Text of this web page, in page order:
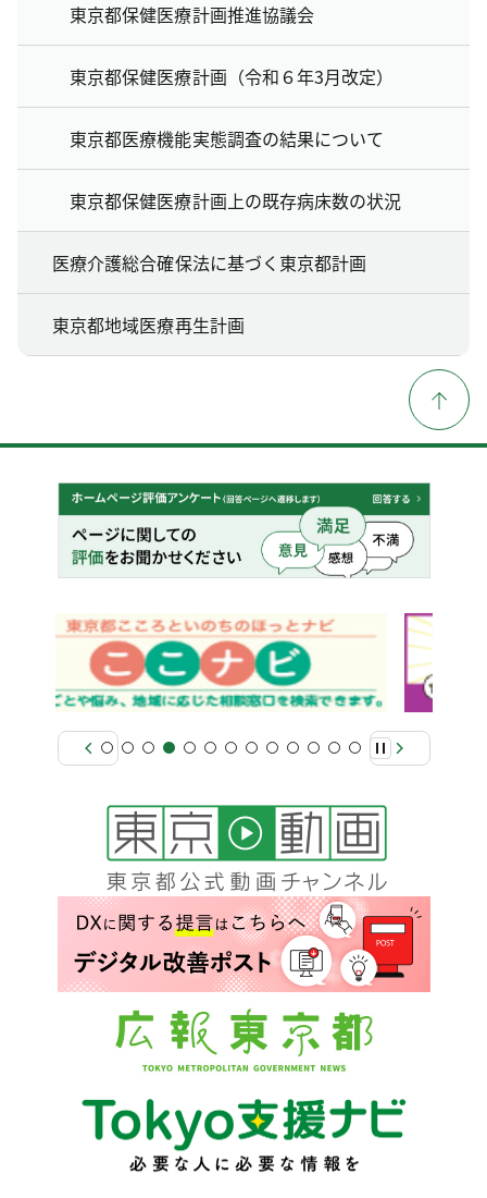
東京都保健医療計画推進協議会
東京都保健医療計画（令和６年3月改定）
東京都医療機能実態調査の結果について
東京都保健医療計画上の既存病床数の状況
医療介護総合確保法に基づく東京都計画
東京都地域医療再生計画